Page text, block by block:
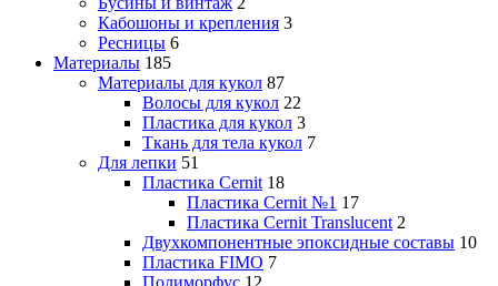
Кабошоны и крепления 3
Ресницы 6
Материалы 185
Материалы для кукол 87
Волосы для кукол 22
Пластика для кукол 3
Ткань для тела кукол 7
Для лепки 51
Пластика Cernit 18
Пластика Cernit №1 17
Пластика Cernit Translucent 2
Двухкомпонентные эпоксидные составы 10
Пластика FIMO 7
Полиморфус 12